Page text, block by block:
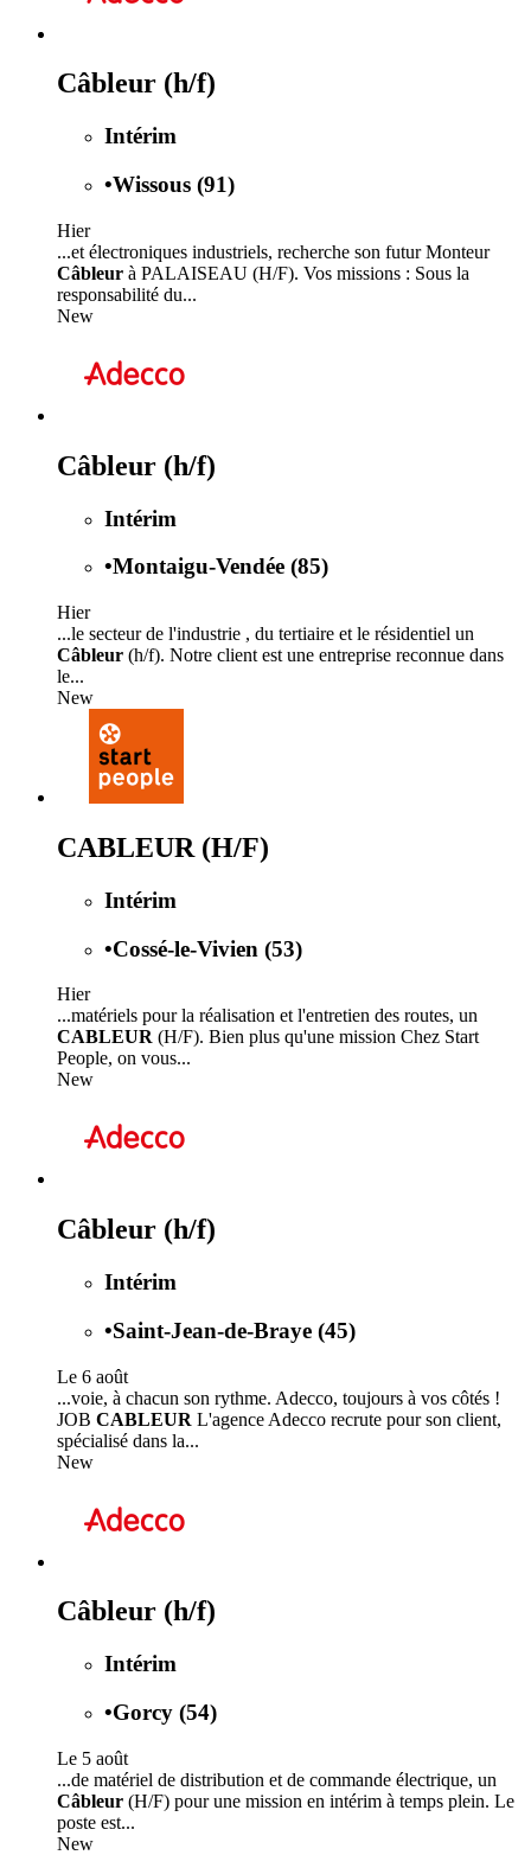
Câbleur (h/f)
Intérim
•Wissous (91)
Hier
...et électroniques industriels, recherche son futur Monteur
Câbleur à PALAISEAU (H/F). Vos missions : Sous la
responsabilité du...
New
Câbleur (h/f)
Intérim
•Montaigu-Vendée (85)
Hier
...le secteur de l'industrie , du tertiaire et le résidentiel un
Câbleur (h/f). Notre client est une entreprise reconnue dans
le...
New
CABLEUR (H/F)
Intérim
•Cossé-le-Vivien (53)
Hier
...matériels pour la réalisation et l'entretien des routes, un
CABLEUR (H/F). Bien plus qu'une mission Chez Start
People, on vous...
New
Câbleur (h/f)
Intérim
•Saint-Jean-de-Braye (45)
Le 6 août
...voie, à chacun son rythme. Adecco, toujours à vos côtés !
JOB CABLEUR L'agence Adecco recrute pour son client,
spécialisé dans la...
New
Câbleur (h/f)
Intérim
•Gorcy (54)
Le 5 août
...de matériel de distribution et de commande électrique, un
Câbleur (H/F) pour une mission en intérim à temps plein. Le
poste est...
New